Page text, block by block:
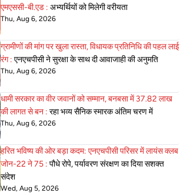
एमएससी-बी.एड : अभ्यर्थियों को मिलेगी वरीयता
Thu, Aug 6, 2026
ग्रामीणों की मांग पर खुला रास्ता, विधायक प्रतिनिधि की पहल लाई
रंग : एनएचपीसी ने सुरक्षा के साथ दी आवाजाही की अनुमति
Thu, Aug 6, 2026
धामी सरकार का वीर जवानों को सम्मान, बनबसा में 37.82 लाख
की लागत से बन : रहा भव्य सैनिक स्मारक अंतिम चरण में
Thu, Aug 6, 2026
हरित भविष्य की ओर बड़ा कदम: एनएचपीसी परिसर में लायंस क्लब
जोन-22 ने 75 : पौधे रोपे, पर्यावरण संरक्षण का दिया सशक्त
संदेश
Wed, Aug 5, 2026